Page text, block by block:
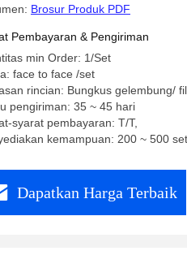
Brosur Produk PDF
Pembayaran & Pengiriman
min Order: 1/Set
face to face /set
rincian: Bungkus gelembung/
pengiriman: 35 ~ 45 hari
syarat pembayaran: T/T,
kemampuan: 200 ~ 500
Dapatkan Harga Terbaik